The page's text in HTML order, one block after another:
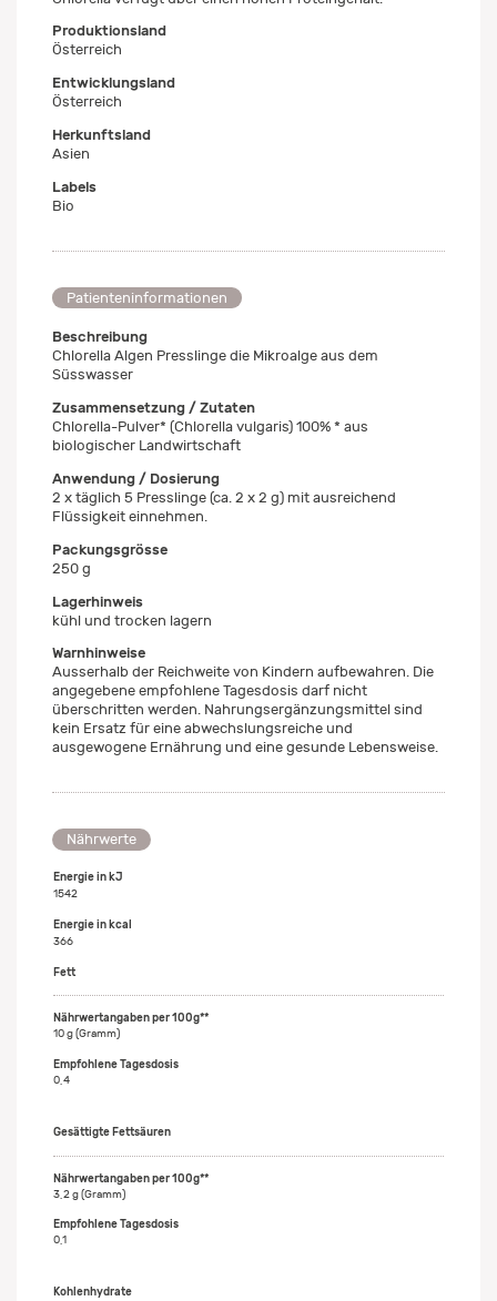
Produktionsland
Österreich
Entwicklungsland
Österreich
Herkunftsland
Asien
Labels
Bio
Patienteninformationen
Beschreibung
Chlorella Algen Presslinge die Mikroalge aus dem
Süsswasser
Zusammensetzung / Zutaten
Chlorella-Pulver* (Chlorella vulgaris) 100% * aus
biologischer Landwirtschaft
Anwendung / Dosierung
2 x täglich 5 Presslinge (ca. 2 x 2 g) mit ausreichend
Flüssigkeit einnehmen.
Packungsgrösse
250 g
Lagerhinweis
kühl und trocken lagern
Warnhinweise
Ausserhalb der Reichweite von Kindern aufbewahren. Die
angegebene empfohlene Tagesdosis darf nicht
überschritten werden. Nahrungsergänzungsmittel sind
kein Ersatz für eine abwechslungsreiche und
ausgewogene Ernährung und eine gesunde Lebensweise.
Nährwerte
Energie in kJ
1542
Energie in kcal
366
Fett
10 g (Gramm)
0,4
Gesättigte Fettsäuren
3,2 g (Gramm)
0,1
Kohlenhydrate